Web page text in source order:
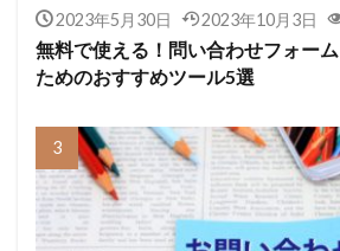
2023年5月30日 2023年10月3日
無料で使える！問い合わせフォー
ためのおすすめツール5選